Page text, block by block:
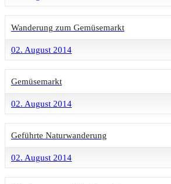
Wanderung zum Gemüsemarkt
02. August 2014
Gemüsemarkt
02. August 2014
Geführte Naturwanderung
02. August 2014